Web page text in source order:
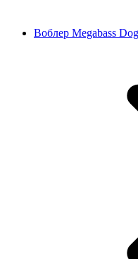
Воблер Megabass